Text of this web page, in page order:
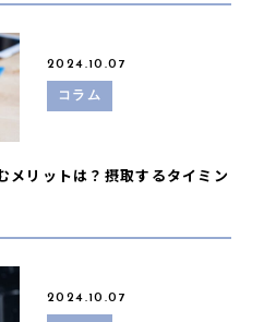
2024.10.07
コラム
メリットは？摂取するタイミン
2024.10.07